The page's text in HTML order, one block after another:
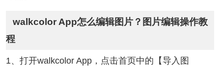
walkcolor App怎么编辑图片？图片编辑操作教
程
1、打开walkcolor App，点击首页中的【导入图